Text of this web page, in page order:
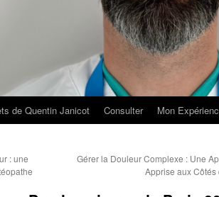
de Quentin Janicot Consulter Mon
: une
Gérer la Douleur Complexe : Une
Apprise aux Côtés